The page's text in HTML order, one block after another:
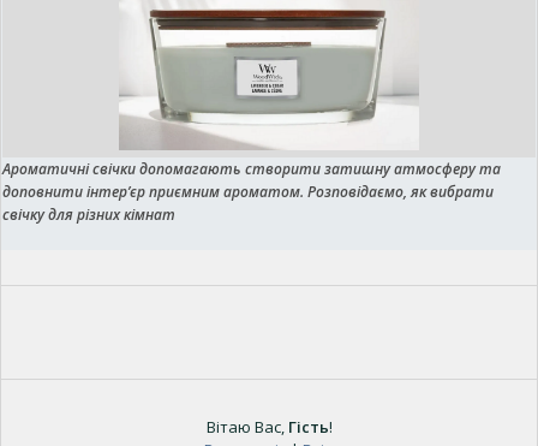
Ароматичні свічки допомагають створити затишну атмосферу та
доповнити інтер’єр приємним ароматом. Розповідаємо, як вибрати
свічку для різних кімнат
Вітаю Вас, Гість!